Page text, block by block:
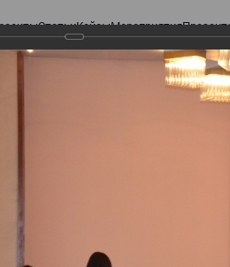
СтатьиКейсыМероприятия
СКЛАД.